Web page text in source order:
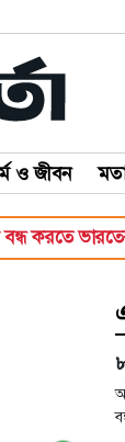
ও জীবন
ভারতের প্রতি